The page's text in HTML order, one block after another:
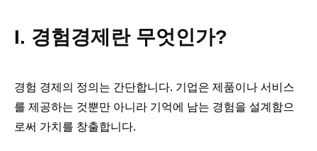
I. 경험경제란 무엇인가?
경험 경제의 정의는 간단합니다. 기업은 제품이나 서비스
를 제공하는 것뿐만 아니라 기억에 남는 경험을 설계함으
로써 가치를 창출합니다.